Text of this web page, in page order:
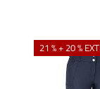
21 % + 20 %